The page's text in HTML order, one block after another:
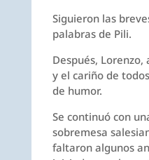
Siguieron las
palabras de Pili.
Después,
y el cariño de
de humor.
Se continuó con
sobremesa
faltaron algunos